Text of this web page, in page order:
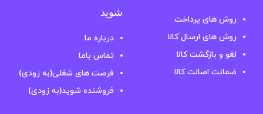
روش های پرداخت
روش های ارسال کالا
لغو و بازگشت کالا
ضمانت اصالت کالا
شوید
درباره ما
تماس باما
فرصت های شغلی(به زودی)
فروشنده شوید(به زودی)